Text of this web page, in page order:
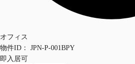
オフィス
物件ID：
JPN-P-001BPY
即入居可